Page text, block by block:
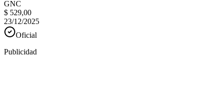
GNC
$ 529,00
23/12/2025
Oficial
Publicidad